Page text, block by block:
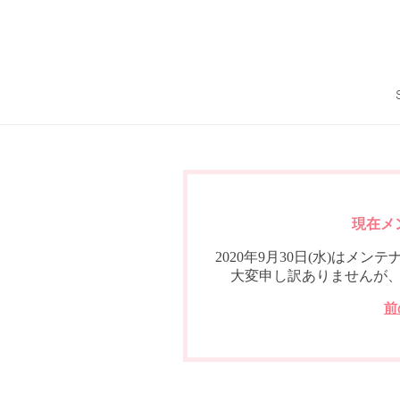
現在メ
2020年9月30日(水)はメンテ
大変申し訳ありませんが
前